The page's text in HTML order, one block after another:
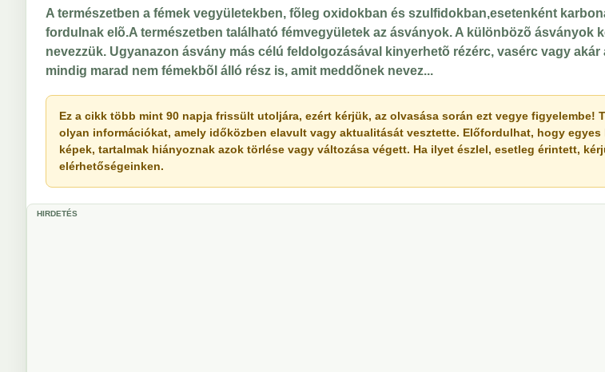
A természetben a fémek vegyületekben, fõleg oxidokban és szulfidokban,esetenként
fordulnak elõ.A természetben található fémvegyületek az ásványok. A különbözõ ásványok
nevezzük. Ugyanazon ásvány más célú feldolgozásával kinyerhetõ rézérc, vasérc vagy akár
mindig marad nem fémekbõl álló rész is, amit meddõnek nevez...
Ez a cikk több mint 90 napja frissült utoljára, ezért kérjük, az olvasása során ezt vegye figyelembe!
olyan információkat, amely időközben elavult vagy aktualitását vesztette. Előfordulhat, hogy egyes
képek, tartalmak hiányoznak azok törlése vagy változása végett. Ha ilyet észlel, esetleg érintett,
elérhetőségeinken.
HIRDETÉS